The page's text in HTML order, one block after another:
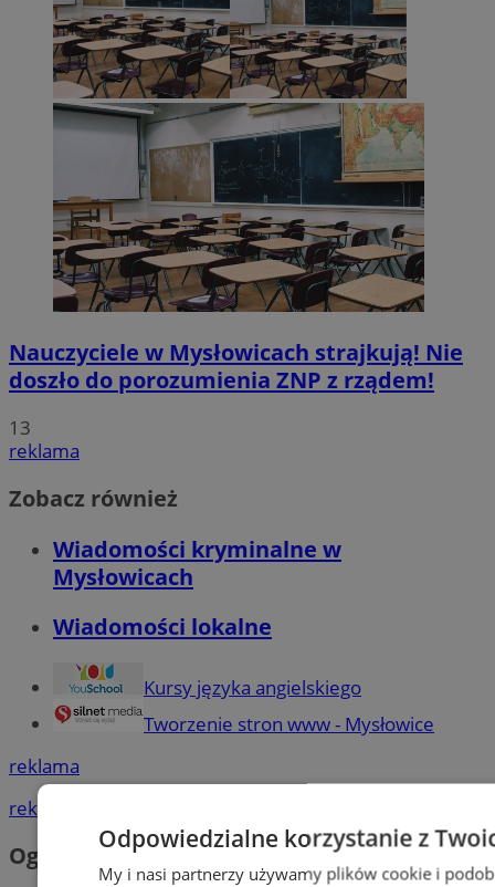
Nauczyciele w Mysłowicach strajkują! Nie
doszło do porozumienia ZNP z rządem!
13
reklama
Zobacz również
Wiadomości kryminalne w
Mysłowicach
Wiadomości lokalne
Kursy języka angielskiego
Tworzenie stron www - Mysłowice
reklama
reklama
Ogłoszenia
Odpowiedzialne korzystanie z
My i nasi partnerzy używamy plików cookie i